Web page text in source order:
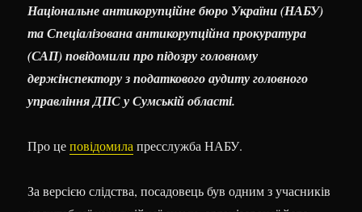
Національне антикорупційне бюро України (НАБУ)
та Спеціалізована антикорупційна прокуратура
(САП) повідомили про підозру головному
держінспектору з податкового аудиту головного
управління ДПС у Сумській області.
Про цеповідомила пресслужба НАБУ.
За версією слідства, посадовець був одним з учасників